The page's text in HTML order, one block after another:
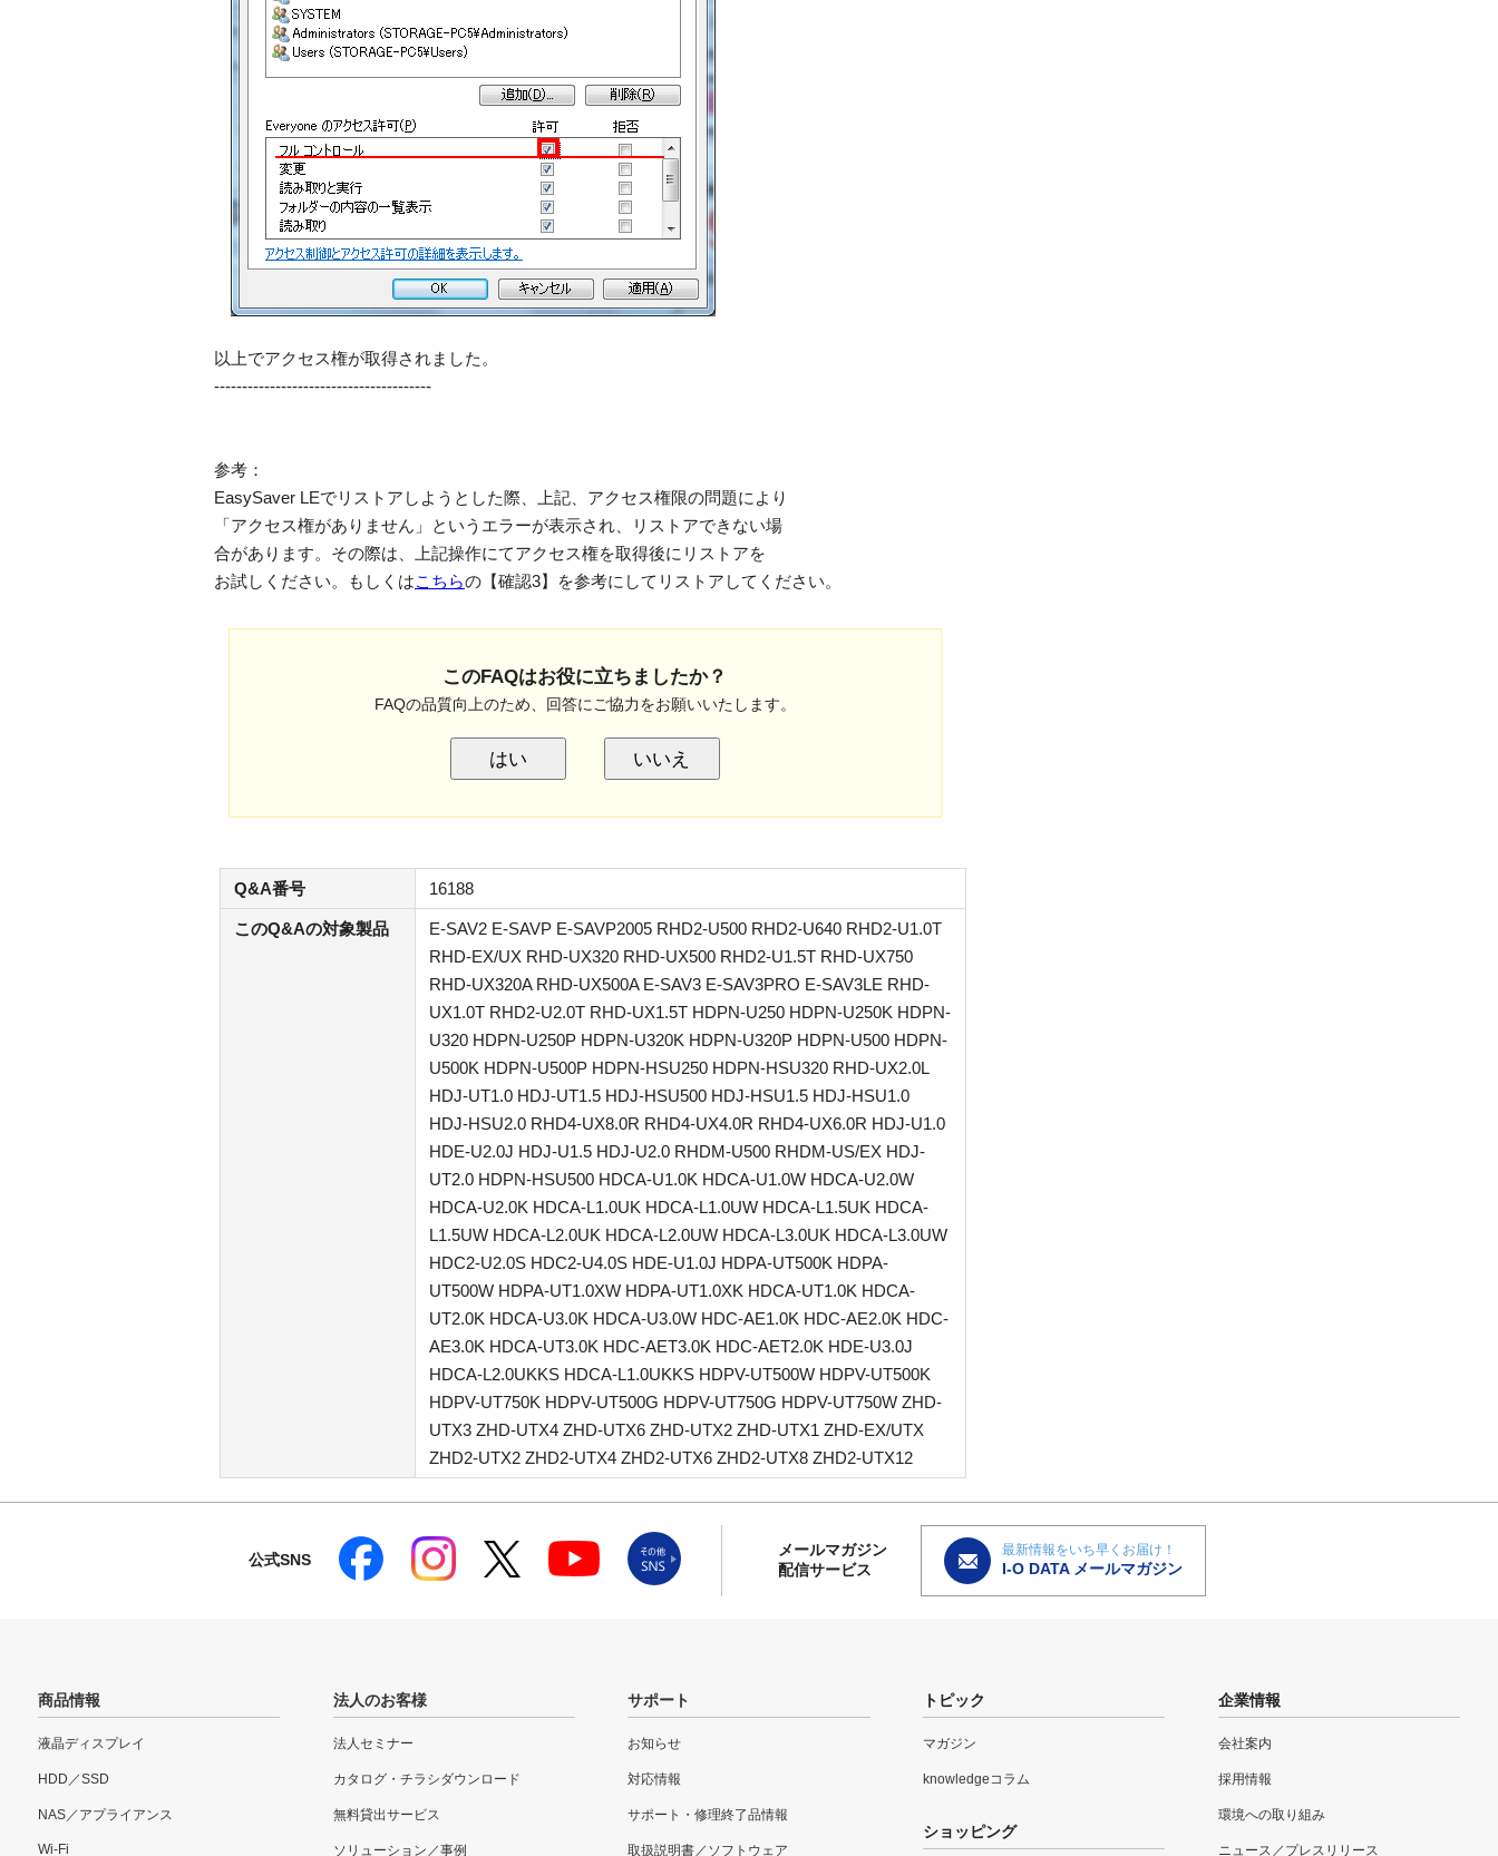
以上でアクセス権が取得されました。
---------------------------------------
参考：
EasySaver LEでリストアしようとした際、上記、アクセス権限の問題により
「アクセス権がありません」というエラーが表示され、リストアできない場
合があります。その際は、上記操作にてアクセス権を取得後にリストアを
お試しください。もしくはこちらの【確認3】を参考にしてリストアしてください。
このFAQはお役に立ちましたか？
FAQの品質向上のため、回答にご協力をお願いいたします。
はい いいえ
Q&A番号 16188
このQ&Aの対象製品
E-SAV2 E-SAVP E-SAVP2005 RHD2-U500 RHD2-U640 RHD2-U1.0T
RHD-EX/UX RHD-UX320 RHD-UX500 RHD2-U1.5T RHD-UX750
RHD-UX320A RHD-UX500A E-SAV3 E-SAV3PRO E-SAV3LE RHD-
UX1.0T RHD2-U2.0T RHD-UX1.5T HDPN-U250 HDPN-U250K HDPN-
U320 HDPN-U250P HDPN-U320K HDPN-U320P HDPN-U500 HDPN-
U500K HDPN-U500P HDPN-HSU250 HDPN-HSU320 RHD-UX2.0L
HDJ-UT1.0 HDJ-UT1.5 HDJ-HSU500 HDJ-HSU1.5 HDJ-HSU1.0
HDJ-HSU2.0 RHD4-UX8.0R RHD4-UX4.0R RHD4-UX6.0R HDJ-U1.0
HDE-U2.0J HDJ-U1.5 HDJ-U2.0 RHDM-U500 RHDM-US/EX HDJ-
UT2.0 HDPN-HSU500 HDCA-U1.0K HDCA-U1.0W HDCA-U2.0W
HDCA-U2.0K HDCA-L1.0UK HDCA-L1.0UW HDCA-L1.5UK HDCA-
L1.5UW HDCA-L2.0UK HDCA-L2.0UW HDCA-L3.0UK HDCA-L3.0UW
HDC2-U2.0S HDC2-U4.0S HDE-U1.0J HDPA-UT500K HDPA-
UT500W HDPA-UT1.0XW HDPA-UT1.0XK HDCA-UT1.0K HDCA-
UT2.0K HDCA-U3.0K HDCA-U3.0W HDC-AE1.0K HDC-AE2.0K HDC-
AE3.0K HDCA-UT3.0K HDC-AET3.0K HDC-AET2.0K HDE-U3.0J
HDCA-L2.0UKKS HDCA-L1.0UKKS HDPV-UT500W HDPV-UT500K
HDPV-UT750K HDPV-UT500G HDPV-UT750G HDPV-UT750W ZHD-
UTX3 ZHD-UTX4 ZHD-UTX6 ZHD-UTX2 ZHD-UTX1 ZHD-EX/UTX
ZHD2-UTX2 ZHD2-UTX4 ZHD2-UTX6 ZHD2-UTX8 ZHD2-UTX12
公式SNS
メールマガジン
配信サービス
最新情報をいち早くお届け！
I-O DATA メールマガジン
商品情報
液晶ディスプレイ
HDD／SSD
NAS／アプライアンス
Wi-Fi
法人のお客様
法人セミナー
カタログ・チラシダウンロード
無料貸出サービス
ソリューション／事例
サポート
お知らせ
対応情報
サポート・修理終了品情報
取扱説明書／ソフトウェア
トピック
マガジン
knowledgeコラム
ショッピング
企業情報
会社案内
採用情報
環境への取り組み
ニュース／プレスリリース